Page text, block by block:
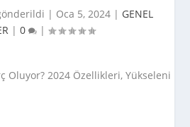
| Oca 5, 2024 | GENEL
| 0 |